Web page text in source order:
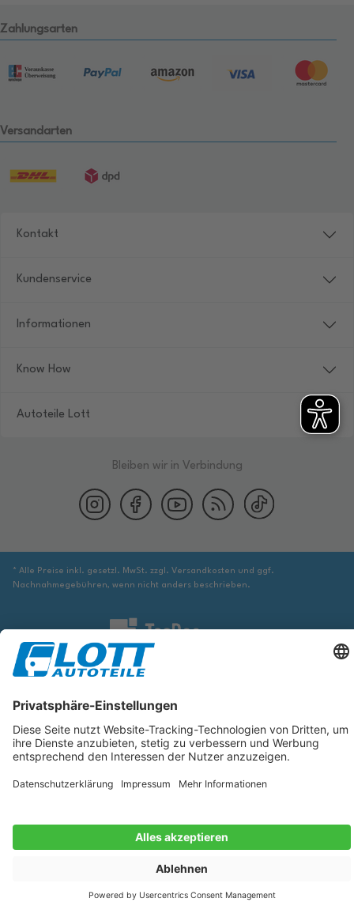
Zahlungsarten
Versandarten
Kontakt
Kundenservice
Informationen
Know How
Autoteile Lott
Bleiben wir in Verbindung
* Alle Preise inkl. gesetzl. MwSt. zzgl. Versandkosten und ggf.
Nachnahmegebühren, wenn nicht anders beschrieben.
Wir sind verpflichtet Sie darauf hinzuweisen, dass Sie ggf. ergänzende
entspricht und für das betreffende Automobil passt.
Die hier angezeigten Daten, insbesondere die gesamte Datenbank, dürfen
nicht kopiert werden. Es ist zu unterlassen, die Daten oder die gesamte
verbreiten und/oder diese Handlungen durch Dritte ausführen zu lassen.